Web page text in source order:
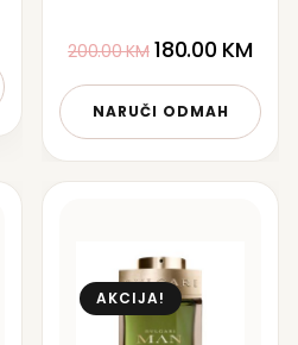
200.00KM 180.00 KM
NARUČI ODMAH
AKCIJA!